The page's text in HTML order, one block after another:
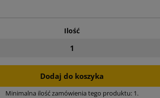
Ilość
Dodaj do koszyka
Minimalna ilość zamówienia tego produktu: 1.